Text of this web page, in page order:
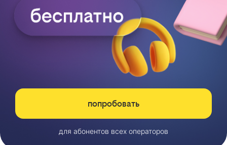
попробовать
для абонентов всех операторов